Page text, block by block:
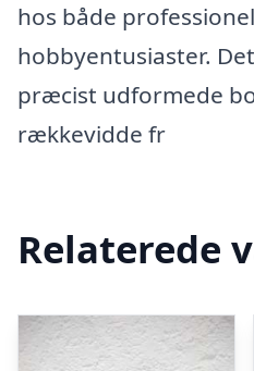
hos både
hobbyentusiaster.
præcist udformede
rækkevidde fr
Relaterede